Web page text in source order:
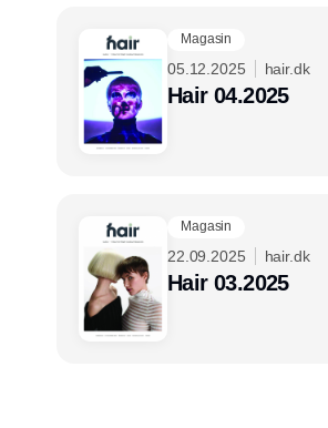
Magasin
05.12.2025 hair.dk
Hair 04.2025
Magasin
22.09.2025 hair.dk
Hair 03.2025